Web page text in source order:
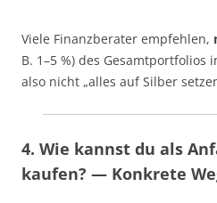
Viele Finanzberater empfehlen,
B. 1–5 %) des
also nicht „alles auf Silber
4. Wie kannst du als
kaufen? — Konkrete